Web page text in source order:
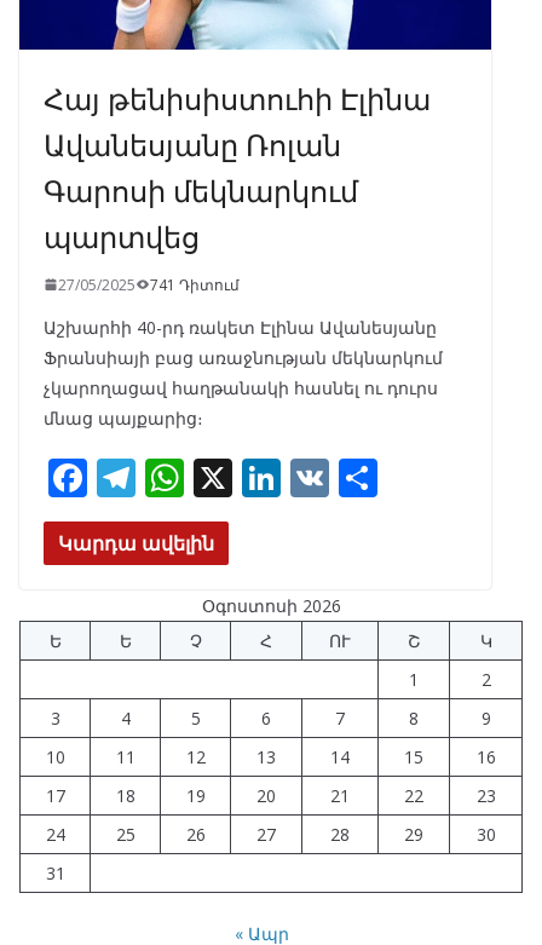
Հայ թենիսիստուհի Էլինա
Ավանեսյանը Ռոլան
Գարոսի մեկնարկում
պարտվեց
27/05/2025 741 Դիտում
Աշխարհի 40-րդ ռակետ Էլինա Ավանեսյանը
Ֆրանսիայի բաց առաջնության մեկնարկում
չկարողացավ հաղթանակի հասնել ու դուրս
մնաց պայքարից։
F
ac
e
o
o
k
T
el
e
a
m
W
h
at
A
p
p
X Li
e
dI
n
V
Կարդա ավելին
Օգոստոսի 2026
Ե
Ե Չ Հ ՈՒ Շ
Կ
1
2
3
4 5 6 7 8
9
10
11 12 13 14 15
16
17
18 19 20 21 22
23
24
25 26 27 28 29
30
31
« Ապր